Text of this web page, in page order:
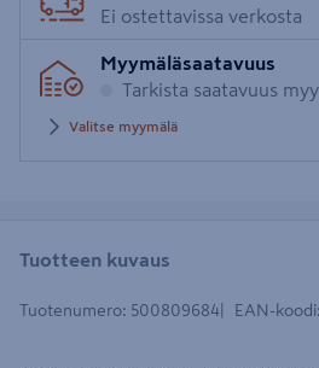
Ei ostettavissa verkosta
Myymäläsaatavuus
Tarkista saatavuus
Valitse myymälä
Tuotteen kuvaus
Tuotenumero: 500809684 EAN-koodi: